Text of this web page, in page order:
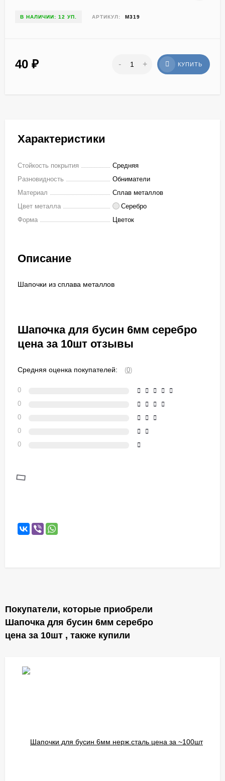
В НАЛИЧИИ: 12 УП. АРТИКУЛ: М319
40 ₽ - + КУПИТЬ
Характеристики
Стойкость покрытия
Средняя
Разновидность
Обниматели
Материал
Сплав металлов
Цвет металла
Серебро
Форма
Цветок
Описание
Шапочки из сплава металлов
Шапочка для бусин 6мм серебро
цена за 10шт отзывы
Средняя оценка покупателей: (0)
0
0
0
0
0
Покупатели, которые приобрели
Шапочка для бусин 6мм серебро
цена за 10шт , также купили